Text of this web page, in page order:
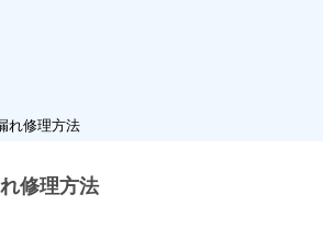
れ修理方法
修理方法